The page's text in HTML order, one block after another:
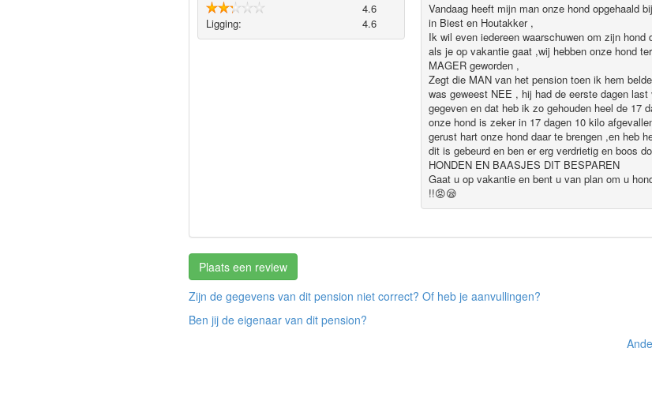
4.6
Ligging:
4.6
Vandaag heeft mijn man onze hond opgehaald
in Biest en Houtakker ,
Ik wil even iedereen waarschuwen om zijn hond
als je op vakantie gaat ,wij hebben onze hond
MAGER geworden ,
Zegt die MAN van het pension toen ik hem
was geweest NEE , hij had de eerste dagen
gegeven en dat heb ik zo gehouden heel de 17
onze hond is zeker in 17 dagen 10 kilo
gerust hart onze hond daar te brengen ,en heb
dit is gebeurd en ben er erg verdrietig en boos
HONDEN EN BAASJES DIT BESPAREN
Gaat u op vakantie en bent u van plan om u
!!😡😪
Plaats een review
Zijn de gegevens van dit pension niet correct? Of heb je aanvullingen?
Ben jij de eigenaar van dit pension?